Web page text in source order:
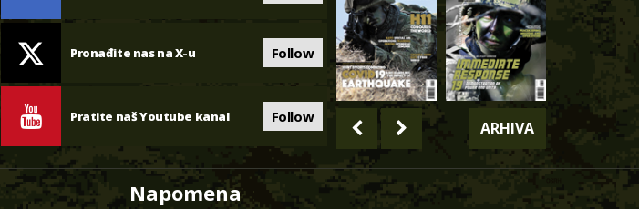
Pronađite nas na X-u Follow
Pratite naš Youtube kanal Follow
ARHIVA
Napomena